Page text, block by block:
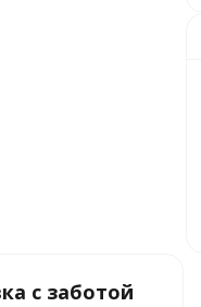
с заботой